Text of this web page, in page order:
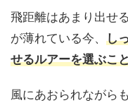
飛距離はあまり出せ
が薄れている今、 し
せるルアーを選ぶこ
風にあおられながら